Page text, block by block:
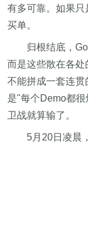
有多可靠。如果
买单。
归根结底，
而是这些散在各
不能拼成一套连
是"每个Demo都
卫战就算输了。
5月20日凌晨